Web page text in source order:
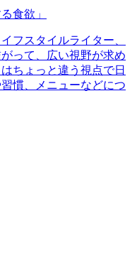
食欲」
フスタイルライター、
って、広い視野が求め
ちょっと違う視点で日
慣、メニューなどにつ